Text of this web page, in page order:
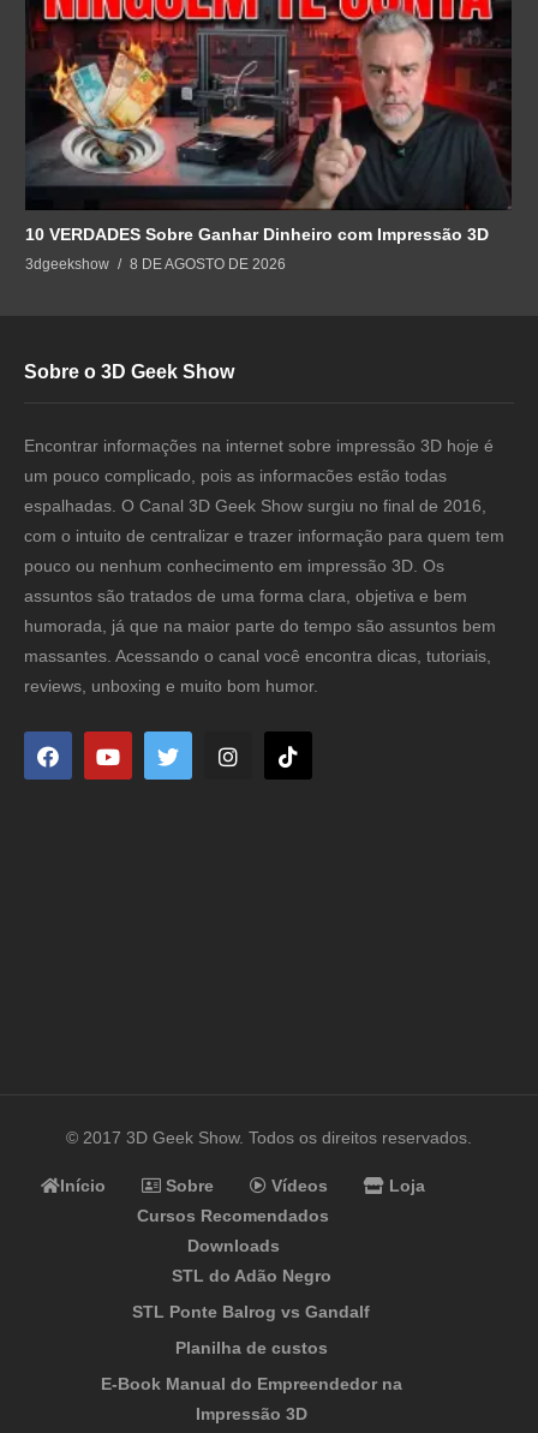
10 VERDADES Sobre Ganhar Dinheiro com Impressão 3D
3dgeekshow 8 DE AGOSTO DE 2026
Sobre o 3D Geek Show
Encontrar informações na internet sobre impressão 3D hoje é
um pouco complicado, pois as informacões estão todas
espalhadas. O Canal 3D Geek Show surgiu no final de 2016,
com o intuito de centralizar e trazer informação para quem tem
pouco ou nenhum conhecimento em impressão 3D. Os
assuntos são tratados de uma forma clara, objetiva e bem
humorada, já que na maior parte do tempo são assuntos bem
massantes. Acessando o canal você encontra dicas, tutoriais,
reviews, unboxing e muito bom humor.
© 2017 3D Geek Show. Todos os direitos reservados.
Início Sobre Vídeos
Loja
Cursos Recomendados
Downloads
STL do Adão Negro
STL Ponte Balrog vs Gandalf
Planilha de custos
E-Book Manual do Empreendedor na
Impressão 3D